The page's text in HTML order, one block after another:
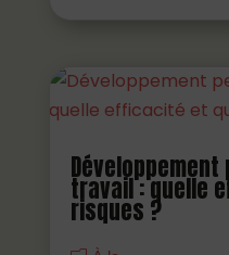
travail : quelle
risques ?